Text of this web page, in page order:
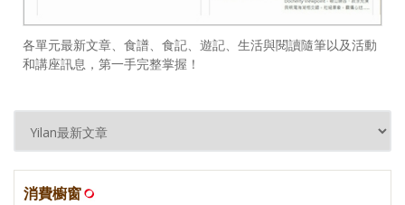
各單元最新文章、食譜、食記、遊記、生活與閱讀隨筆以及活動
和講座訊息，第一手完整掌握！
消費櫥窗